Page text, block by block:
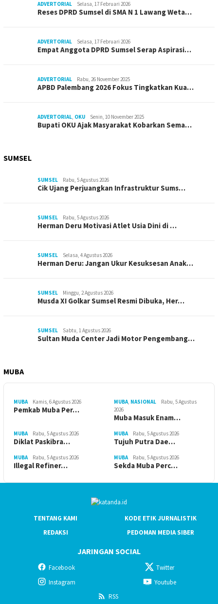
ADVERTORIAL Selasa, 17 Februari 2026
Reses DPRD Sumsel di SMA N 1 Lawang Weta…
ADVERTORIAL Selasa, 17 Februari 2026
Empat Anggota DPRD Sumsel Serap Aspirasi…
ADVERTORIAL Rabu, 26 November 2025
APBD Palembang 2026 Fokus Tingkatkan Kua…
ADVERTORIAL, OKU Senin, 10 November 2025
Bupati OKU Ajak Masyarakat Kobarkan Sema…
SUMSEL
SUMSEL Rabu, 5 Agustus 2026
Cik Ujang Perjuangkan Infrastruktur Sums…
SUMSEL Rabu, 5 Agustus 2026
Herman Deru Motivasi Atlet Usia Dini di …
SUMSEL Selasa, 4 Agustus 2026
Herman Deru: Jangan Ukur Kesuksesan Anak…
SUMSEL Minggu, 2 Agustus 2026
Musda XI Golkar Sumsel Resmi Dibuka, Her…
SUMSEL Sabtu, 1 Agustus 2026
Sultan Muda Center Jadi Motor Pengembang…
MUBA
MUBA Kamis, 6 Agustus 2026
Pemkab Muba Per…
MUBA, NASIONAL
Rabu, 5 Agustus
2026
Muba Masuk Enam…
MUBA Rabu, 5 Agustus 2026
Diklat Paskibra…
MUBA Rabu, 5 Agustus 2026
Tujuh Putra Dae…
MUBA Rabu, 5 Agustus 2026
Illegal Refiner…
MUBA Rabu, 5 Agustus 2026
Sekda Muba Perc…
TENTANG KAMI
KODE ETIK JURNALISTIK
REDAKSI
PEDOMAN MEDIA SIBER
JARINGAN SOCIAL
Facebook
Twitter
Instagram
Youtube
RSS